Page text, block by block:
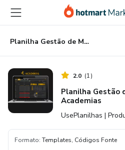
para
conteúdo
principal
para
pagamento
para
rodapé
Planilha Gestão de Mensalidade para Academias
2.0 (1)
Planilha Gestão
Academias
UsePlanilhas |
Formato: Templates, Códigos Fonte